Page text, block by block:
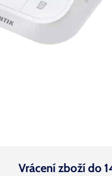
zboží do 14 dnů